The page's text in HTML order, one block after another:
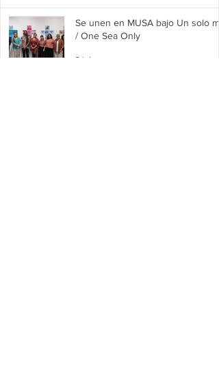
Se unen en MUSA bajo Un solo
/ One Sea Only
2 jul